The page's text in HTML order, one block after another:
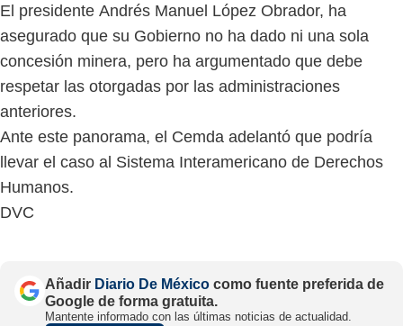
El presidente Andrés Manuel López Obrador, ha
asegurado que su Gobierno no ha dado ni una sola
concesión minera, pero ha argumentado que debe
respetar las otorgadas por las administraciones
anteriores.
Ante este panorama, el Cemda adelantó que podría
llevar el caso al Sistema Interamericano de Derechos
Humanos.
DVC
Añadir Diario De México como fuente preferida de
Google de forma gratuita.
Mantente informado con las últimas noticias de actualidad.